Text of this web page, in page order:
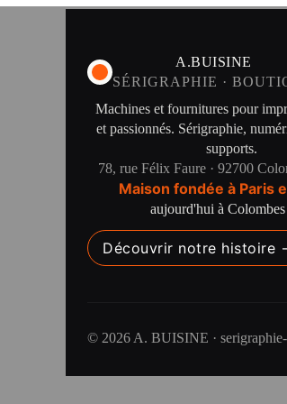
A.BUISINE
SÉRIGRAPHIE ·
Machines et fournitures pour
et passionnés. Sérigraphie,
supports.
78, rue Félix Faure · 92700
Maison fondée à Paris
aujourd'hui à
Découvrir notre histoire
© 2026 A. BUISINE ·